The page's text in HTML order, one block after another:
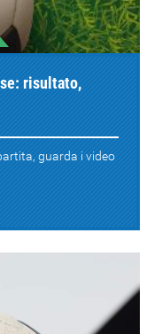
risultato,
guarda i video